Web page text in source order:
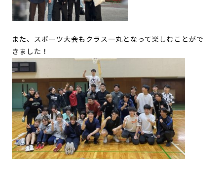
また、スポーツ大会もクラス一丸となって楽しむことがで
きました！